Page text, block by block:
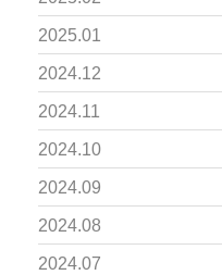
2025.01
2024.12
2024.11
2024.10
2024.09
2024.08
2024.07